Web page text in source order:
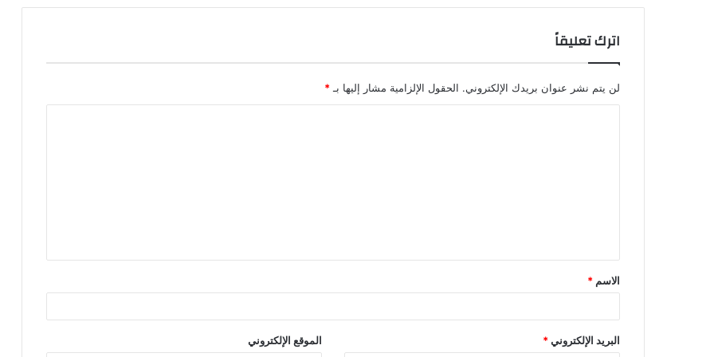
اترك تعليقاً
لن يتم نشر عنوان بريدك الإلكتروني. الحقول الإلزامية مشار إليها بـ *
ق
*
الاسم *
البريد الإلكتروني* الموقع الإلكتروني